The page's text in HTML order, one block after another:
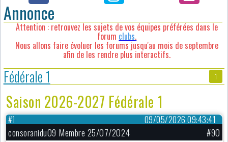
Annonce
Attention : retrouvez les sujets de vos équipes préférées dans le
forum clubs.
Nous allons faire évoluer les forums jusqu'au mois de septembre
afin de les rendre plus interactifs.
Fédérale 1 1
Saison 2026-2027 Fédérale 1
09/05/2026 09:43:41
#1
consoranidu09 Membre 25/07/2024
#90